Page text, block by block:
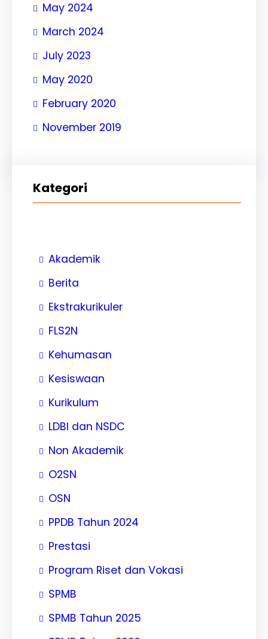
May 2024
March 2024
July 2023
May 2020
February 2020
November 2019
Kategori
Akademik
Berita
Ekstrakurikuler
FLS2N
Kehumasan
Kesiswaan
Kurikulum
LDBI dan NSDC
Non Akademik
O2SN
OSN
PPDB Tahun 2024
Prestasi
Program Riset dan Vokasi
SPMB
SPMB Tahun 2025